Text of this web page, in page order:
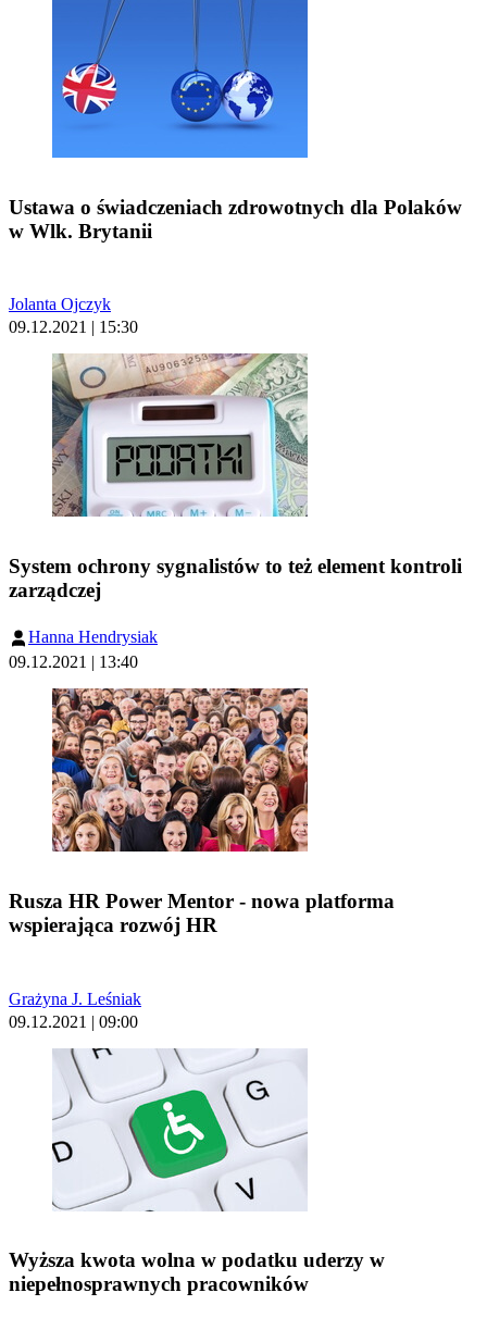
Ustawa o świadczeniach zdrowotnych dla Polaków
w Wlk. Brytanii
Jolanta Ojczyk
09.12.2021 | 15:30
System ochrony sygnalistów to też element kontroli
zarządczej
Hanna Hendrysiak
09.12.2021 | 13:40
Rusza HR Power Mentor - nowa platforma
wspierająca rozwój HR
Grażyna J. Leśniak
09.12.2021 | 09:00
Wyższa kwota wolna w podatku uderzy w
niepełnosprawnych pracowników